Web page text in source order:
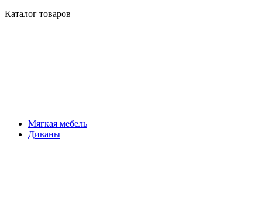
Каталог товаров
Мягкая мебель
Диваны